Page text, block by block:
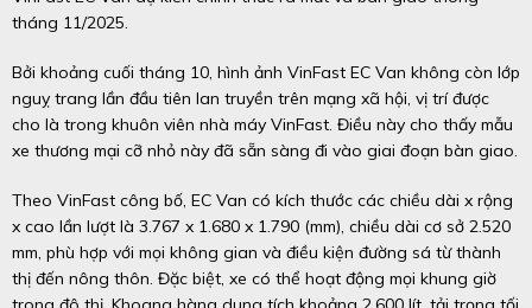
tháng 11/2025.
Bởi khoảng cuối tháng 10, hình ảnh VinFast EC Van không còn lớp
nguỵ trang lần đầu tiên lan truyền trên mạng xã hội, vị trí được
cho là trong khuôn viên nhà máy VinFast. Điều này cho thấy mẫu
xe thương mại cỡ nhỏ này đã sẵn sàng đi vào giai đoạn bàn giao.
Theo VinFast công bố, EC Van có kích thước các chiều dài x rộng
x cao lần lượt là 3.767 x 1.680 x 1.790 (mm), chiều dài cơ sở 2.520
mm, phù hợp với mọi không gian và điều kiện đường sá từ thành
thị đến nông thôn. Đặc biệt, xe có thể hoạt động mọi khung giờ